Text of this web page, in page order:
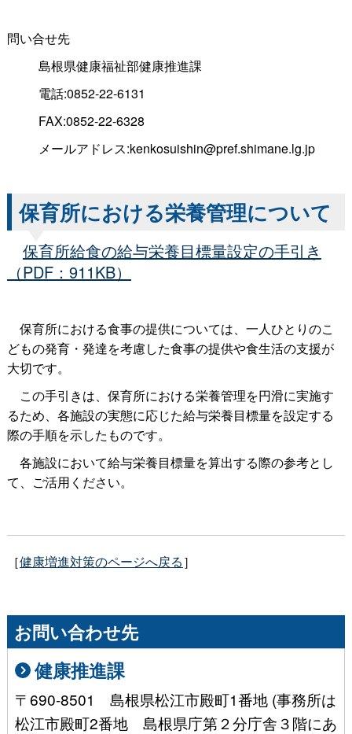
問い合せ先
島根県健康福祉部健康推進課
電話:0852-22-6131
FAX:0852-22-6328
メールアドレス:kenkosuishin@pref.shimane.lg.jp
保育所における栄養管理について
保育所給食の給与栄養目標量設定の手引き
（PDF：911KB）
保育所における食事の提供については、一人ひとりのこ
どもの発育・発達を考慮した食事の提供や食生活の支援が
大切です。
この手引きは、保育所における栄養管理を円滑に実施す
るため、各施設の実態に応じた給与栄養目標量を設定する
際の手順を示したものです。
各施設において給与栄養目標量を算出する際の参考とし
て、ご活用ください。
［健康増進対策のページへ戻る］
お問い合わせ先
健康推進課
〒690-8501 島根県松江市殿町1番地 (事務所は
松江市殿町2番地 島根県庁第２分庁舎３階にあ